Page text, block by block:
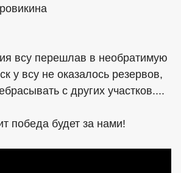
всу перешлав в необратимую
у всу не оказалось резервов,
с других участков....
победа будет за нами!